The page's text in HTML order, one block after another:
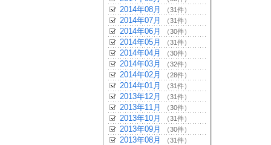
2014年08月 （31件）
2014年07月 （31件）
2014年06月 （30件）
2014年05月 （31件）
2014年04月 （30件）
2014年03月 （32件）
2014年02月 （28件）
2014年01月 （31件）
2013年12月 （31件）
2013年11月 （30件）
2013年10月 （31件）
2013年09月 （30件）
2013年08月 （31件）